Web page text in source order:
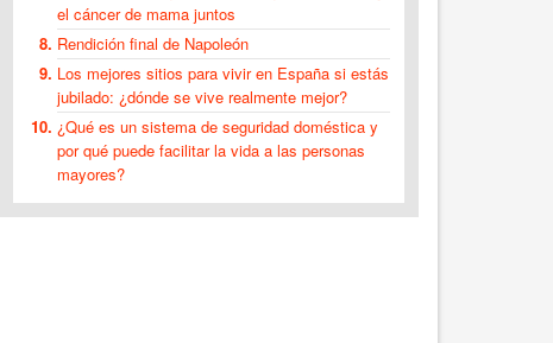
el cáncer de mama juntos
Rendición final de Napoleón
Los mejores sitios para vivir en España si estás
jubilado: ¿dónde se vive realmente mejor?
¿Qué es un sistema de seguridad doméstica y
por qué puede facilitar la vida a las personas
mayores?